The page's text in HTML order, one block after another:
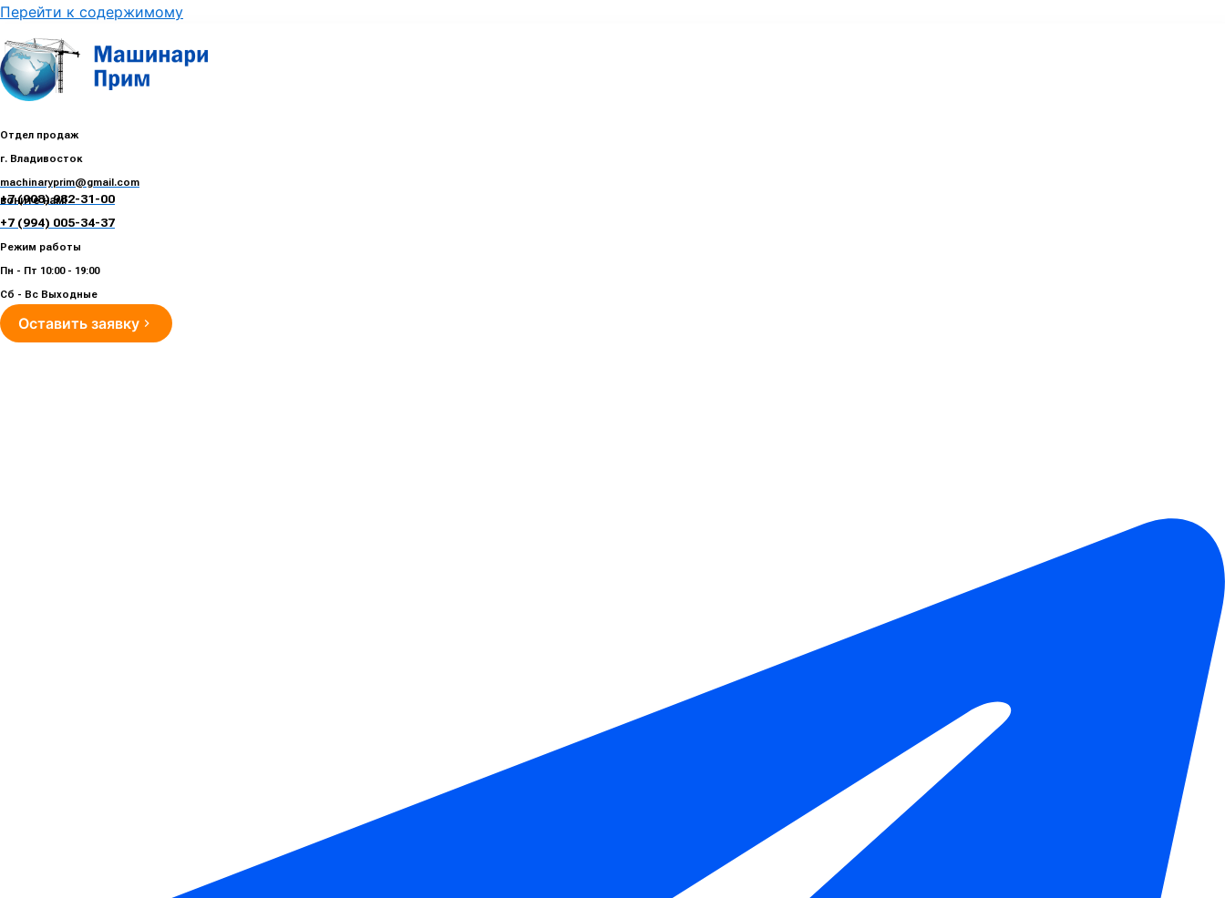
Перейти к содержимому
Отдел продаж
г. Владивосток
machinaryprim@gmail.com
нам!
+7 (908) 982-31-00
+7 (994) 005-34-37
Режим работы
Пн - Пт 10:00 - 19:00
Сб - Вс Выходные
Оставить заявку